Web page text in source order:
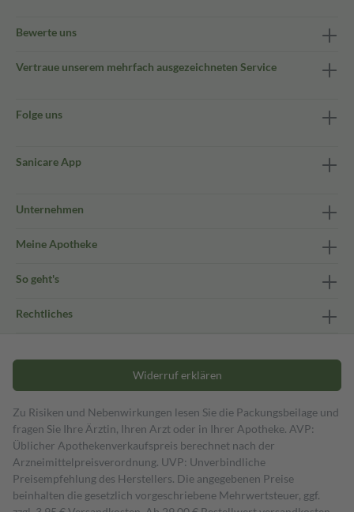
Bewerte uns
Vertraue unserem mehrfach ausgezeichneten Service
Folge uns
Sanicare App
Unternehmen
Meine Apotheke
So geht's
Rechtliches
Widerruf erklären
Zu Risiken und Nebenwirkungen lesen Sie die Packungsbeilage und
fragen Sie Ihre Ärztin, Ihren Arzt oder in Ihrer Apotheke. AVP:
Üblicher Apothekenverkaufspreis berechnet nach der
Arzneimittelpreisverordnung. UVP: Unverbindliche
Preisempfehlung des Herstellers. Die angegebenen Preise
beinhalten die gesetzlich vorgeschriebene Mehrwertsteuer, ggf.